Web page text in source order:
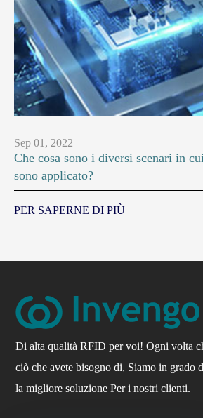
Sep 01, 2022
Che cosa sono i diversi scenari in
sono applicato?
PER SAPERNE DI PIÙ
Di alta qualità RFID per voi! Ogni volta
ciò che avete bisogno di, Siamo in grado
la migliore soluzione Per i nostri clienti.